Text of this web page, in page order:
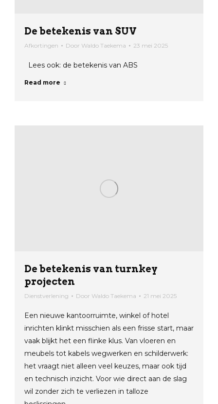
De betekenis van SUV
Afkortingen Door Waldo Taekema 23 mei 2025
Lees ook: de betekenis van ABS
Read more
De betekenis van turnkey
projecten
Dienstverlening Door Waldo Taekema 21 mei 2025
Een nieuwe kantoorruimte, winkel of hotel
inrichten klinkt misschien als een frisse start, maar
vaak blijkt het een flinke klus. Van vloeren en
meubels tot kabels wegwerken en schilderwerk:
het vraagt niet alleen veel keuzes, maar ook tijd
en technisch inzicht. Voor wie direct aan de slag
wil zonder zich te verliezen in talloze